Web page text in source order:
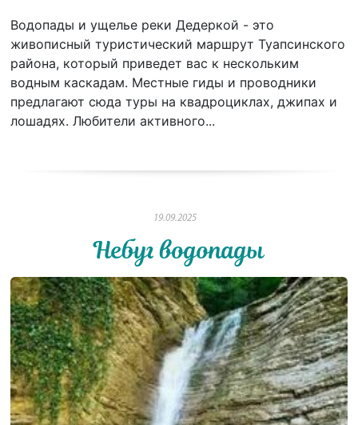
Водопады и ущелье реки Дедеркой - это
живописный туристический маршрут Туапсинского
района, который приведет вас к нескольким
водным каскадам. Местные гиды и проводники
предлагают сюда туры на квадроциклах, джипах и
лошадях. Любители активного...
19.09.2025
Небуг водопады